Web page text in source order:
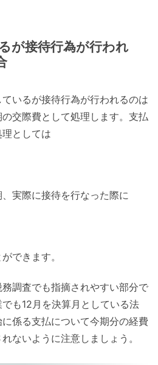
が接待行為が行われ
いるが接待行為が行われるのは
交際費として処理します。支払
としては
実際に接待を行なった際に
できます。
調査でも指摘されやすい部分で
も12月を決算月としている法
係る支払について今期分の経費
ないように注意しましょう。